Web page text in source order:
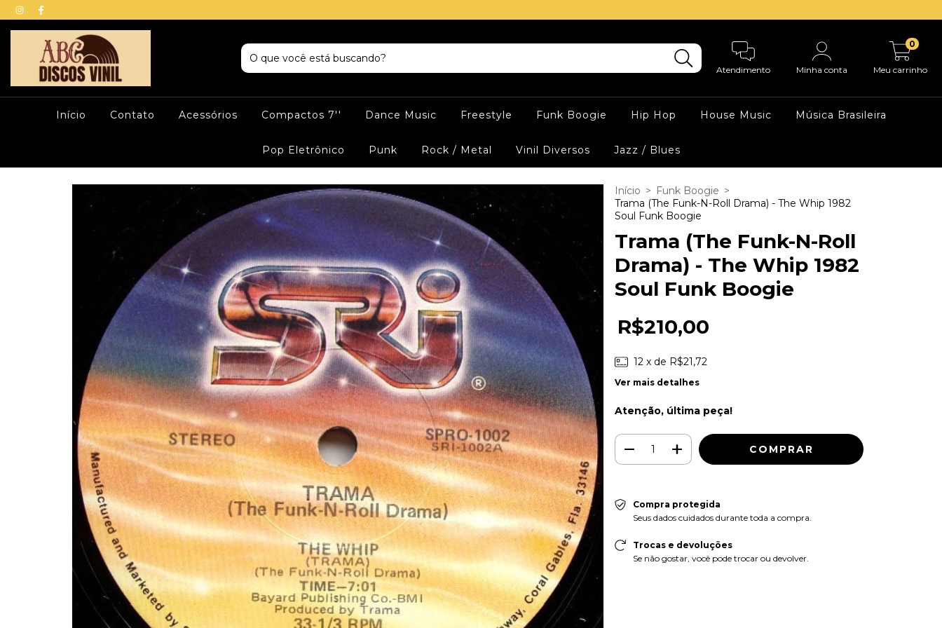
Atendimento Minha conta Meu carrinho
0
Início Contato Acessórios Compactos 7'' Dance Music Freestyle Funk Boogie Hip Hop House Music Música Brasileira
Pop Eletrônico Punk Rock / Metal Vinil Diversos Jazz / Blues
Início > Funk Boogie >
Trama (The Funk-N-Roll Drama) - The Whip 1982
Soul Funk Boogie
Trama (The Funk-N-Roll
Drama) - The Whip 1982
Soul Funk Boogie
R$210,00
12 x de R$21,72
Ver mais detalhes
Atenção, última peça!
Compra protegida
Seus dados cuidados durante toda a compra.
Trocas e devoluções
Se não gostar, você pode trocar ou devolver.